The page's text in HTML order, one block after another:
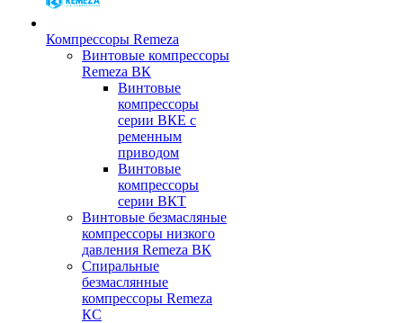
Компрессоры Remeza
Винтовые компрессоры
Remeza ВК
Винтовые
компрессоры
серии ВКЕ с
ременным
приводом
Винтовые
компрессоры
серии ВКТ
Винтовые безмасляные
компрессоры низкого
давления Remeza ВК
Спиральные
безмаслянные
компрессоры Remeza
КС